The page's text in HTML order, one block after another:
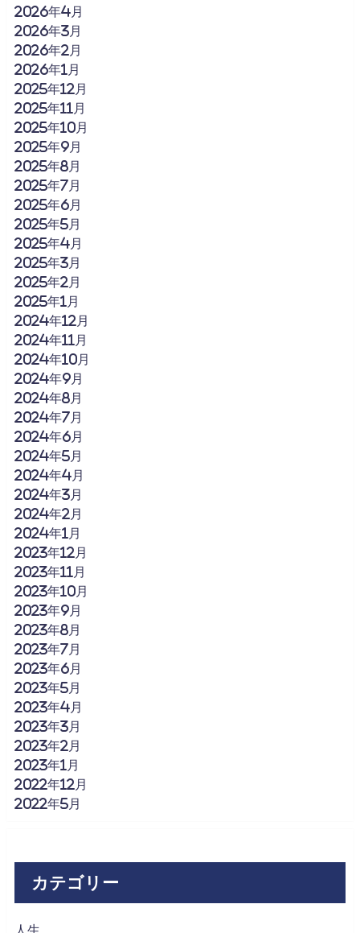
2026年4月
2026年3月
2026年2月
2026年1月
2025年12月
2025年11月
2025年10月
2025年9月
2025年8月
2025年7月
2025年6月
2025年5月
2025年4月
2025年3月
2025年2月
2025年1月
2024年12月
2024年11月
2024年10月
2024年9月
2024年8月
2024年7月
2024年6月
2024年5月
2024年4月
2024年3月
2024年2月
2024年1月
2023年12月
2023年11月
2023年10月
2023年9月
2023年8月
2023年7月
2023年6月
2023年5月
2023年4月
2023年3月
2023年2月
2023年1月
2022年12月
2022年5月
カテゴリー
人生